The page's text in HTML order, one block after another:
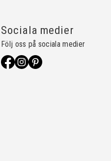
Sociala medier
Följ oss på sociala medier